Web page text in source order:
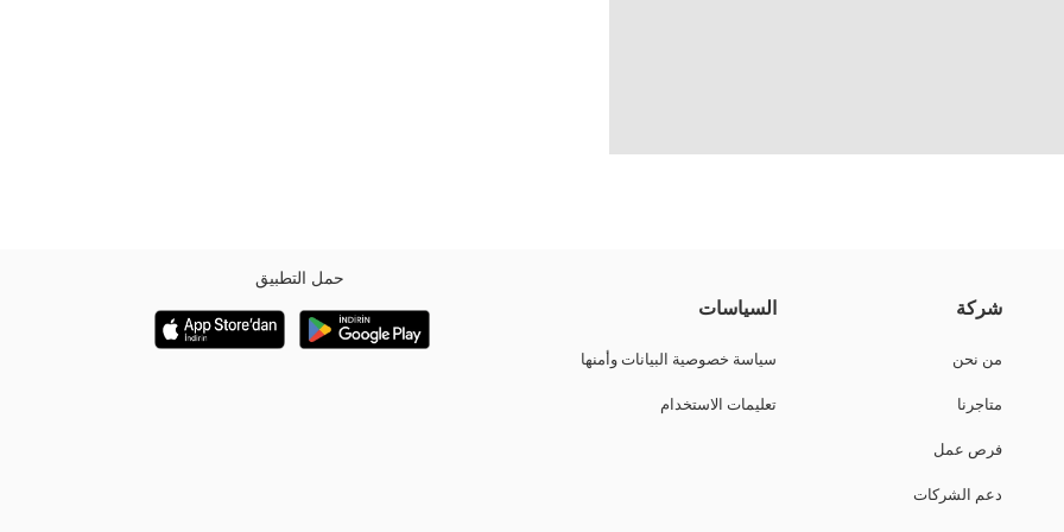
شركة
من نحن
متاجرنا
فرص عمل
دعم الشركات
السياسات
سياسة خصوصية البيانات وأمنها
تعليمات الاستخدام
حمل التطبيق